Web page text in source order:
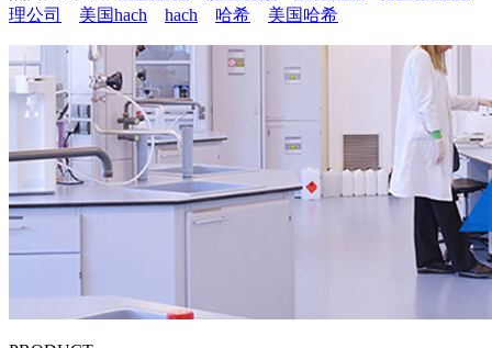
理公司
美国hach hach 哈希 美国哈希